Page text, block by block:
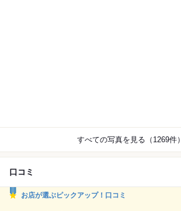
すべての写真を見る（1269件）
口コミ
お店が選ぶピックアップ！口コミ